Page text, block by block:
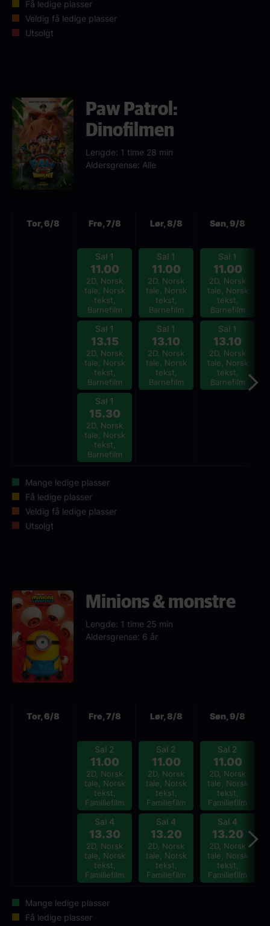
Få ledige plasser
Veldig få ledige plasser
Utsolgt
Paw Patrol:
Dinofilmen
Lengde: 1 time 28 min
Aldersgrense: Alle
Tor, 6/8 Fre, 7/8
Sal 1
11.00
2D, Norsk
tale, Norsk
tekst,
Barnefilm
Sal 1
13.15
2D, Norsk
tale, Norsk
tekst,
Barnefilm
Sal 1
15.30
2D, Norsk
tale, Norsk
tekst,
Barnefilm
Lør, 8/8
Sal 1
11.00
2D, Norsk
tale, Norsk
tekst,
Barnefilm
Sal 1
13.10
2D, Norsk
tale, Norsk
tekst,
Barnefilm
Søn, 9/8
Sal 1
11.00
2D, Norsk
tale, Norsk
tekst,
Barnefilm
Sal 1
13.10
2D, Norsk
tale, Norsk
tekst,
Barnefilm
Mange ledige plasser
Få ledige plasser
Veldig få ledige plasser
Utsolgt
Minions & monstre
Lengde: 1 time 25 min
Aldersgrense: 6 år
Tor, 6/8 Fre, 7/8
Sal 2
11.00
2D, Norsk
tale, Norsk
tekst,
Familiefilm
Sal 4
13.30
2D, Norsk
tale, Norsk
tekst,
Familiefilm
Lør, 8/8
Sal 2
11.00
2D, Norsk
tale, Norsk
tekst,
Familiefilm
Sal 4
13.20
2D, Norsk
tale, Norsk
tekst,
Familiefilm
Søn, 9/8
Sal 2
11.00
2D, Norsk
tale, Norsk
tekst,
Familiefilm
Sal 4
13.20
2D, Norsk
tale, Norsk
tekst,
Familiefilm
Mange ledige plasser
Få ledige plasser